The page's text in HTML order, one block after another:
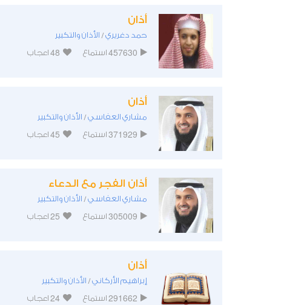
أذان
حمد دغريري/ الأذان والتكبير
457630 استماع 48 اعجاب
أذان
مشاري العفاسي/ الأذان والتكبير
371929 استماع 45 اعجاب
أذان الفجر مع الدعاء
مشاري العفاسي/ الأذان والتكبير
305009 استماع 25 اعجاب
أذان
إبراهيم الأركاني/ الأذان والتكبير
291662 استماع 24 اعجاب